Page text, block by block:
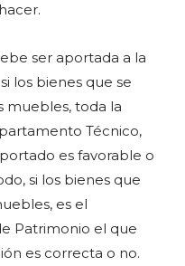
ser aportada a la
los bienes que se
muebles, toda la
Técnico,
es favorable o
si los bienes que
es el
Patrimonio el que
es correcta o no.